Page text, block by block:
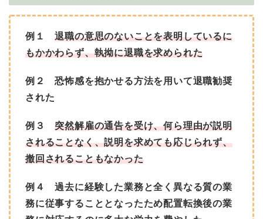
例１退職の意思のないことを表明しているに
もかかわらず、執拗に退職を求められた
例２ 恐怖感を抱かせる方法を用いて退職勧奨
された
例３突然解雇の通告を受け、何ら理由が説明
されることなく、説明を求めても応じられず、
撤回されることもなかった
例４ 過去に経験した業務と全く異なる質の業
務に従事することとなったため配置転換後の業